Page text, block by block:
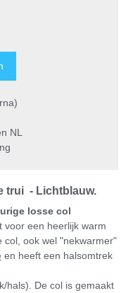
NL
trui - Lichtblauw.
losse col
voor een heerlijk warm
col, ook wel "nekwarmer"
en heeft een halsomtrek
hals). De col is gemaakt